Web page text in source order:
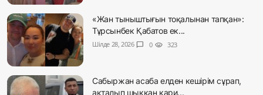
«Жан тыныштығын тоқалынан тапқан»:
Тұрсынбек Қабатов ек...
Шілде 28, 2026 chat_bubble 0 visibility 323
Сабыржан асаба елден кешірім сұрап,
ақталып шыққан қари...